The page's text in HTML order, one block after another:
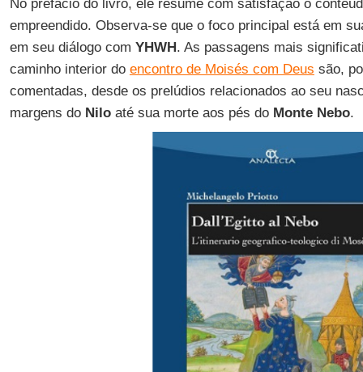
No prefácio do livro, ele resume com satisfação o
empreendido. Observa-se que o foco principal está em
em seu diálogo com YHWH. As passagens mais
caminho interior do encontro de Moisés com Deus são,
comentadas, desde os prelúdios relacionados ao seu
margens do Niloaté sua morte aos pés do Monte Nebo.